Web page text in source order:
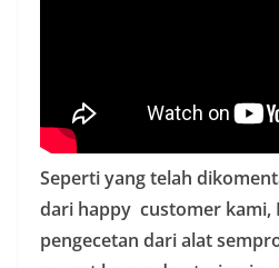
Seperti yang telah
dari happy customer kami,
pengecetan dari alat